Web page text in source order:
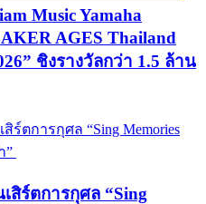
Music Yamaha
AGES Thailand
ชิงรางวัลกว่า 1.5 ล้าน
สิร์ตการกุศล “Sing